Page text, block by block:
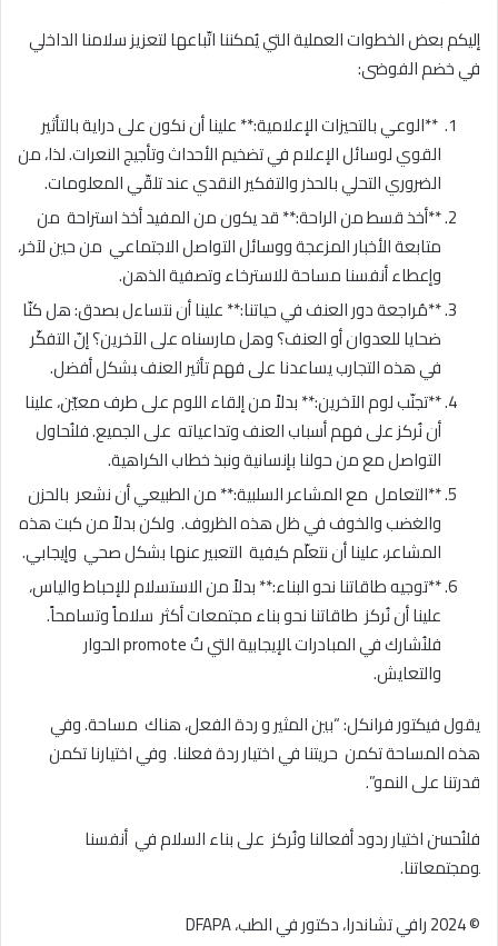
إليكم بعض الخطوات العملية التي يُمكننا ⁣اتّباعها لتعزيز سلامنا الداخلي
في خضم الفوضى:
⁢ **الوعي ⁢بالتحيزات الإعلامية:** علينا أن ‌نكون على‌ دراية بالتأثير
‌القوي لوسائل الإعلام ​في تضخيم الأحداث وتأجيج ​النعرات. لذا، من
الضروري التحلي بالحذر‌ والتفكير النقدي عند تلقّي المعلومات.
**أخذ قسط من الراحة:** قد يكون من المفيد⁣ أخذ استراحة ‌ من ‌
متابعة الأخبار المزعجة ووسائل التواصل الاجتماعي ‌ من حين لآخر،
وإعطاء أنفسنا مساحة للاسترخاء وتصفية‍ الذهن.
**مُراجعة دور العنف في حياتنا:** علينا أن نتساءل بصدق: هل‌ كنّا ‍
ضحايا للعدوان أو العنف؟ وهل مارسناه على الآخرين؟⁤ إنّ التفكّر
في هذه التجارب يساعدنا على فهم تأثير العنف⁤ ‍بشكل أفضل.
​**تجنّب لوم الآخرين:** بدلاً من إلقاء اللوم على ‌طرف معيّن، علينا
أن نُركز على فهم أسباب العنف وتداعياته ‍ على الجميع. فلنُحاول ​
التواصل مع من حولنا بإنسانية ‌ونبذ خطاب الكراهية.
**التعامل ⁤ مع المشاعر السلبية:** من الطبيعي أن نشعر ⁣ بالحزن ‍
والغضب والخوف في ظل هذه الظروف. ⁣ ولكن بدلاً ​من كبت⁣ هذه
المشاعر، علينا أن ⁣نتعلّم كيفية ⁤ التعبير عنها بشكل صحي ‍ وإيجابي.
**توجيه طاقاتنا نحو البناء:**⁣ ⁢بدلاً من الاستسلام للإحباط والياس،
علينا أن نُركز​ ​ طاقاتنا ⁤نحو بناء‍ مجتمعات أكثر ⁤ سلاماً وتسامحاً.
فلنُشارك⁢ في⁢ المبادرات ‍الإيجابية ‌التي تُ promote الحوار
والتعايش.
يقول⁤ فيكتور فرانكل: “بين المثير و ردة الفعل، هناك ‌ مساحة. وفي ​
هذه المساحة تكمن ​ حريتنا في اختيار ردة فعلنا. ⁣ وفي اختيارنا تكمن
قدرتنا على النمو”.
فلنُحسن اختيار ردود أفعالنا ونُركز ⁤ على بناء السلام في ‌ أنفسنا
‍ومجتمعاتنا.
© 2024 رافي ⁢تشاندرا، دكتور في الطب، DFAPA